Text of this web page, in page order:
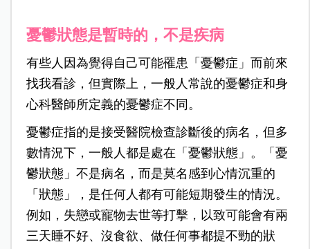
憂鬱狀態是暫時的，不是疾病
有些人因為覺得自己可能罹患「憂鬱症」而前來
找我看診，但實際上，一般人常說的憂鬱症和身
心科醫師所定義的憂鬱症不同。
憂鬱症指的是接受醫院檢查診斷後的病名，但多
數情況下，一般人都是處在「憂鬱狀態」。「憂
鬱狀態」不是病名，而是莫名感到心情沉重的
「狀態」，是任何人都有可能短期發生的情況。
例如，失戀或寵物去世等打擊，以致可能會有兩
三天睡不好、沒食欲、做任何事都提不勁的狀